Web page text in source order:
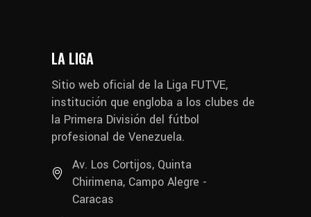
LA LIGA
Sitio web oficial de la Liga FUTVE,
institución que engloba a los clubes de
la Primera División del fútbol
profesional de Venezuela.
Av. Los Cortijos, Quinta
Chirimena, Campo Alegre -
Caracas